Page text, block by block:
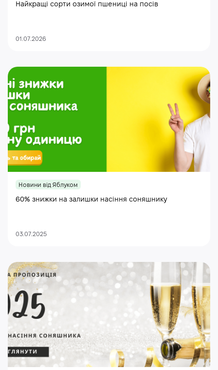
Найкращі сорти озимої пшениці на посів
01.07.2026
Новини від Яблуком
60% знижки на залишки насіння соняшнику
03.07.2025